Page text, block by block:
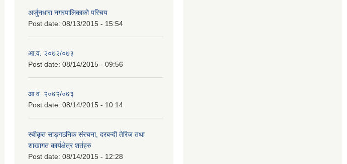
अर्जुनधारा नगरपालिकाको परिचय
Post date: 08/13/2015 - 15:54
आ.व. २०७२/०७३
Post date: 08/14/2015 - 09:56
आ.व. २०७२/०७३
Post date: 08/14/2015 - 10:14
स्वीकृत साङ्गठनिक संरचना, दरबन्दी तेरिज तथा
शाखागत कार्यक्षेत्र शर्तहरु
Post date: 08/14/2015 - 12:28